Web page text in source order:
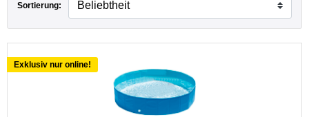
Sortierung:
Exklusiv nur online!